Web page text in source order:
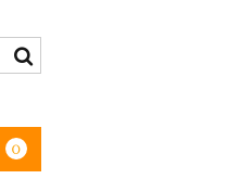
0